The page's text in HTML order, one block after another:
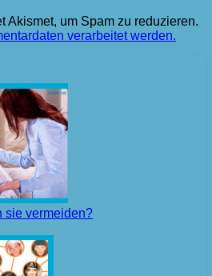
Akismet, um Spam zu reduzieren.
verarbeitet werden.
sie vermeiden?